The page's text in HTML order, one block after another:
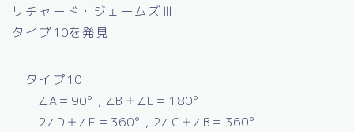
リチャード・ジェームズⅢ
タイプ10を発見
タイプ10
∠A＝90° , ∠B＋∠E＝180°
2∠D＋∠E＝360° , 2∠C＋∠B＝360°